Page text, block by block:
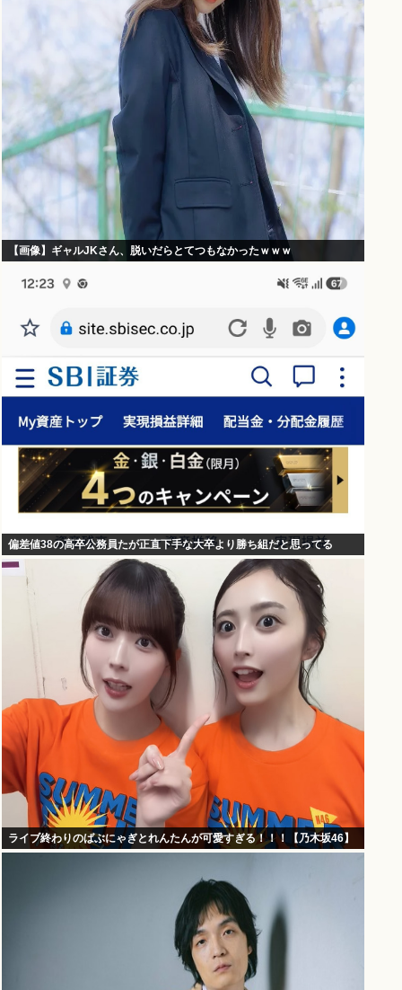
【画像】ギャルJKさん、脱いだらとてつもなかったｗｗｗ
偏差値38の高卒公務員たが正直下手な大卒より勝ち組だと思ってる
ライブ終わりのばぶにゃぎとれんたんが可愛すぎる！！！【乃木坂46】